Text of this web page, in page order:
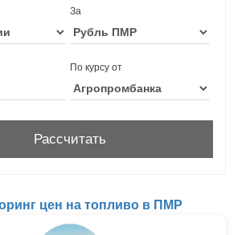
За
По курсу от
цен на топливо в ПМР